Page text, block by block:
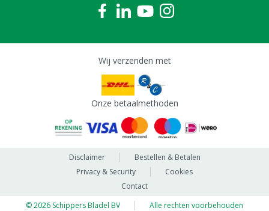
Wij verzenden met
Onze betaalmethoden
Disclaimer
Bestellen & Betalen
Privacy & Security
Cookies
Contact
© 2026 Schippers Bladel BV
Alle rechten voorbehouden